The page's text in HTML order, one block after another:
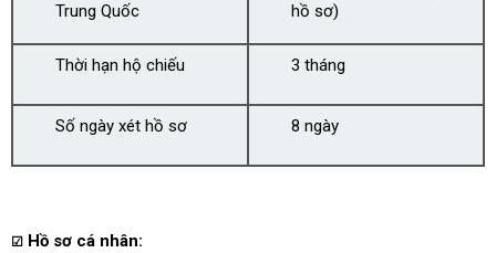
Trung Quốc
hồ sơ)
Thời hạn hộ chiếu 3 tháng
Số ngày xét hồ sơ 8 ngày
☑ Hồ sơ cá nhân: